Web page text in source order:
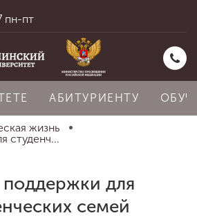
пн-пт
АБИТУРИЕНТУ
жизнь
студенч...
для
семей